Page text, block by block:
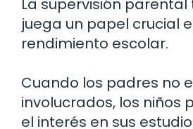
La supervisión
juega un papel crucial
rendimiento escolar.
Cuando los padres no
involucrados, los niños
el interés en sus